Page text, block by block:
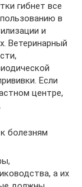
гибнет все
в
и
Ветеринарный
Если
центре,
болезням
а их